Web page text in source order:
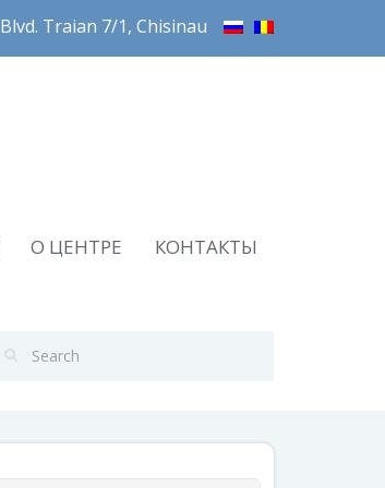
Blvd. Traian 7/1, Chisinau
О ЦЕНТРЕ КОНТАКТЫ